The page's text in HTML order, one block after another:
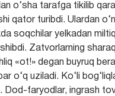
o‘sha tarafga tikilib
qator turibdi. Ulardan
soqchilar yelkadan
Zatvorlarning
«ot!» degan buyruq
o‘q uziladi. Ko‘li
Dod-faryodlar, ingrash